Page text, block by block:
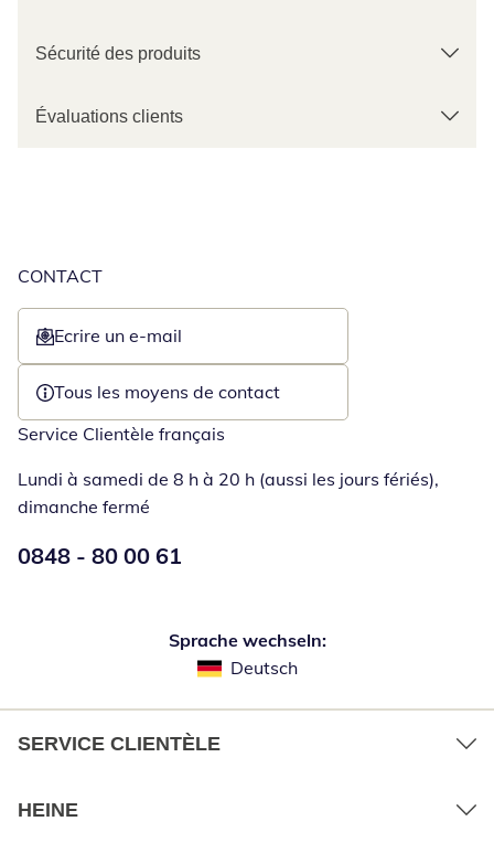
Sécurité des produits
Évaluations clients
CONTACT
Ecrire un e-mail
Ouvre un client de messagerie
Tous les moyens de contact
Service Clientèle français
Lundi à samedi de 8 h à 20 h (aussi les jours fériés),
dimanche fermé
Numéro de téléphone:
0848 - 80 00 61
Sprache wechseln:
Deutsch
SERVICE CLIENTÈLE
HEINE